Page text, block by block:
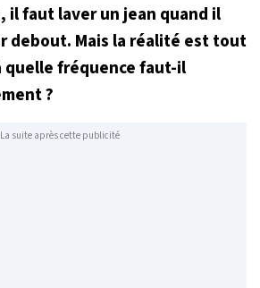
il faut laver un jean quand il
debout. Mais la réalité est tout
quelle fréquence faut-il
?
La suite après cette publicité